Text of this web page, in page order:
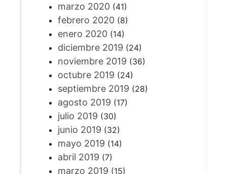
marzo 2020(41)
febrero 2020(8)
enero 2020(14)
diciembre 2019 (24)
noviembre 2019 (36)
octubre 2019 (24)
septiembre 2019 (28)
agosto 2019 (17)
julio 2019 (30)
junio 2019 (32)
mayo 2019 (14)
abril 2019 (7)
marzo 2019 (15)